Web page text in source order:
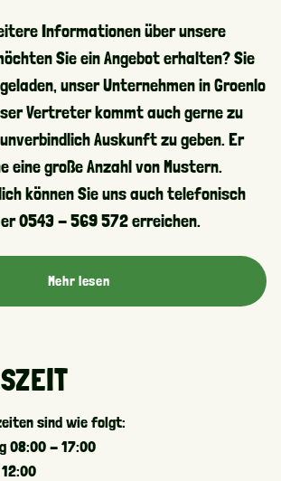
Informationen über unsere
Sie ein Angebot erhalten? Sie
unser Unternehmen in Groenlo
Vertreter kommt auch gerne zu
Auskunft zu geben. Er
eine große Anzahl von Mustern.
können Sie uns auch telefonisch
0543 - 569 572 erreichen.
Mehr lesen
sind wie folgt:
08:00 - 17:00